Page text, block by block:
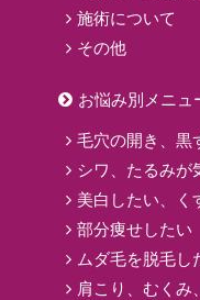
施術について
その他
お悩み別メニュ
毛穴の開き、黒
シワ、たるみが
美白したい、く
部分痩せしたい
ムダ毛を脱毛し
肩こり、むくみ